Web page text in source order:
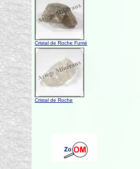
Cristal de Roche Fumé
Cristal de Roche